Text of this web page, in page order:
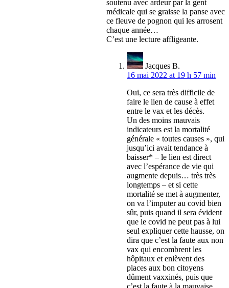
soutenu avec ardeur par la gent
médicale qui se graisse la panse avec
ce fleuve de pognon qui les arrosent
chaque année…
C’est une lecture affligeante.
Jacques B.
16 mai 2022 at 19 h 57 min
Oui, ce sera très difficile de
faire le lien de cause à effet
entre le vax et les décès.
Un des moins mauvais
indicateurs est la mortalité
générale « toutes causes », qui
jusqu’ici avait tendance à
baisser* – le lien est direct
avec l’espérance de vie qui
augmente depuis… très très
longtemps – et si cette
mortalité se met à augmenter,
on va l’imputer au covid bien
sûr, puis quand il sera évident
que le covid ne peut pas à lui
seul expliquer cette hausse, on
dira que c’est la faute aux non
vax qui encombrent les
hôpitaux et enlèvent des
places aux bon citoyens
dûment vaxxinés, puis que
c’est la faute à la mauvaise